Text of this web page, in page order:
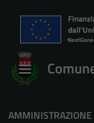
AMMINISTRAZIONE